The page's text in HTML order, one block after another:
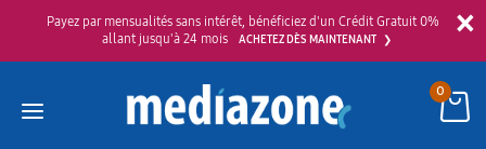
×
Payez par mensualités sans intérêt, bénéficiez d'un Crédit Gratuit 0%
allant jusqu'à 24 mois
ACHETEZ DÈS MAINTENANT
0